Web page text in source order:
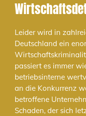
Leider wird in
Deutschland ein
passiert es immer
betriebsinterne
an die Konkurrenz
betroffene
Schaden, der sich